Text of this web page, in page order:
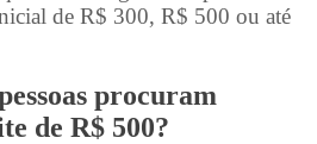
de R$ 300, R$ 500 ou até
procuram
de R$ 500?